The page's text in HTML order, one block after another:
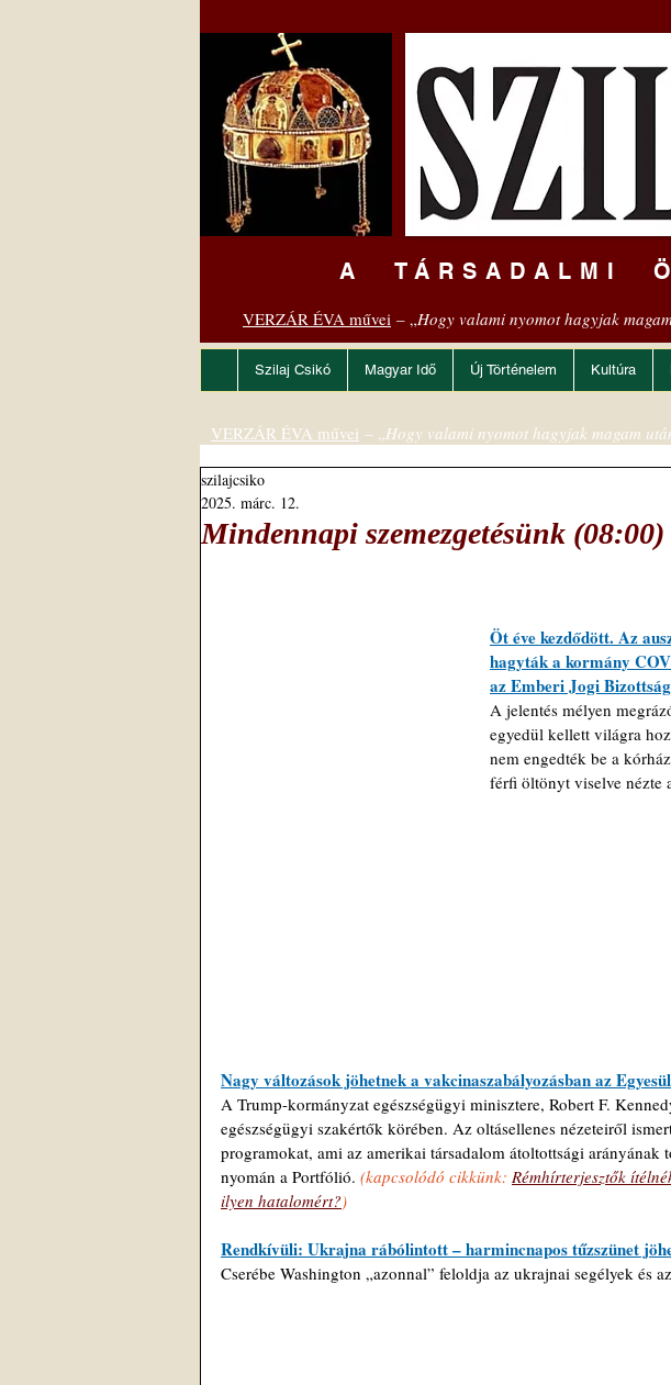
A TÁRSADALMI
VERZÁR ÉVA művei – „Hogy valami nyomot hagyjak
Szilaj Csikó Magyar Idő Új Történelem Kultúra
Mindennapi szemezgetésünk (08:00)
szilajcsiko
2025. márc. 12.
Öt éve kezdődött. Az
hagyták a kormány
az Emberi Jogi
A jelentés mélyen
egyedül kellett világra
nem engedték be a
férfi öltönyt viselve nézte
Nagy változások jöhetnek a vakcinaszabályozásban az
A Trump-kormányzat egészségügyi minisztere, Robert F.
egészségügyi szakértők körében. Az oltásellenes nézeteiről
programokat, ami az amerikai társadalom átoltottsági arányának
nyomán a Portfólió. (kapcsolódó cikkünk: Rémhírterjesztők
ilyen hatalomért?)
Rendkívüli: Ukrajna rábólintott – harmincnapos tűzszünet
Cserébe Washington „azonnal” feloldja az ukrajnai segélyek és
VERZÁR ÉVA művei – „Hogy valami nyomot hagyjak magam